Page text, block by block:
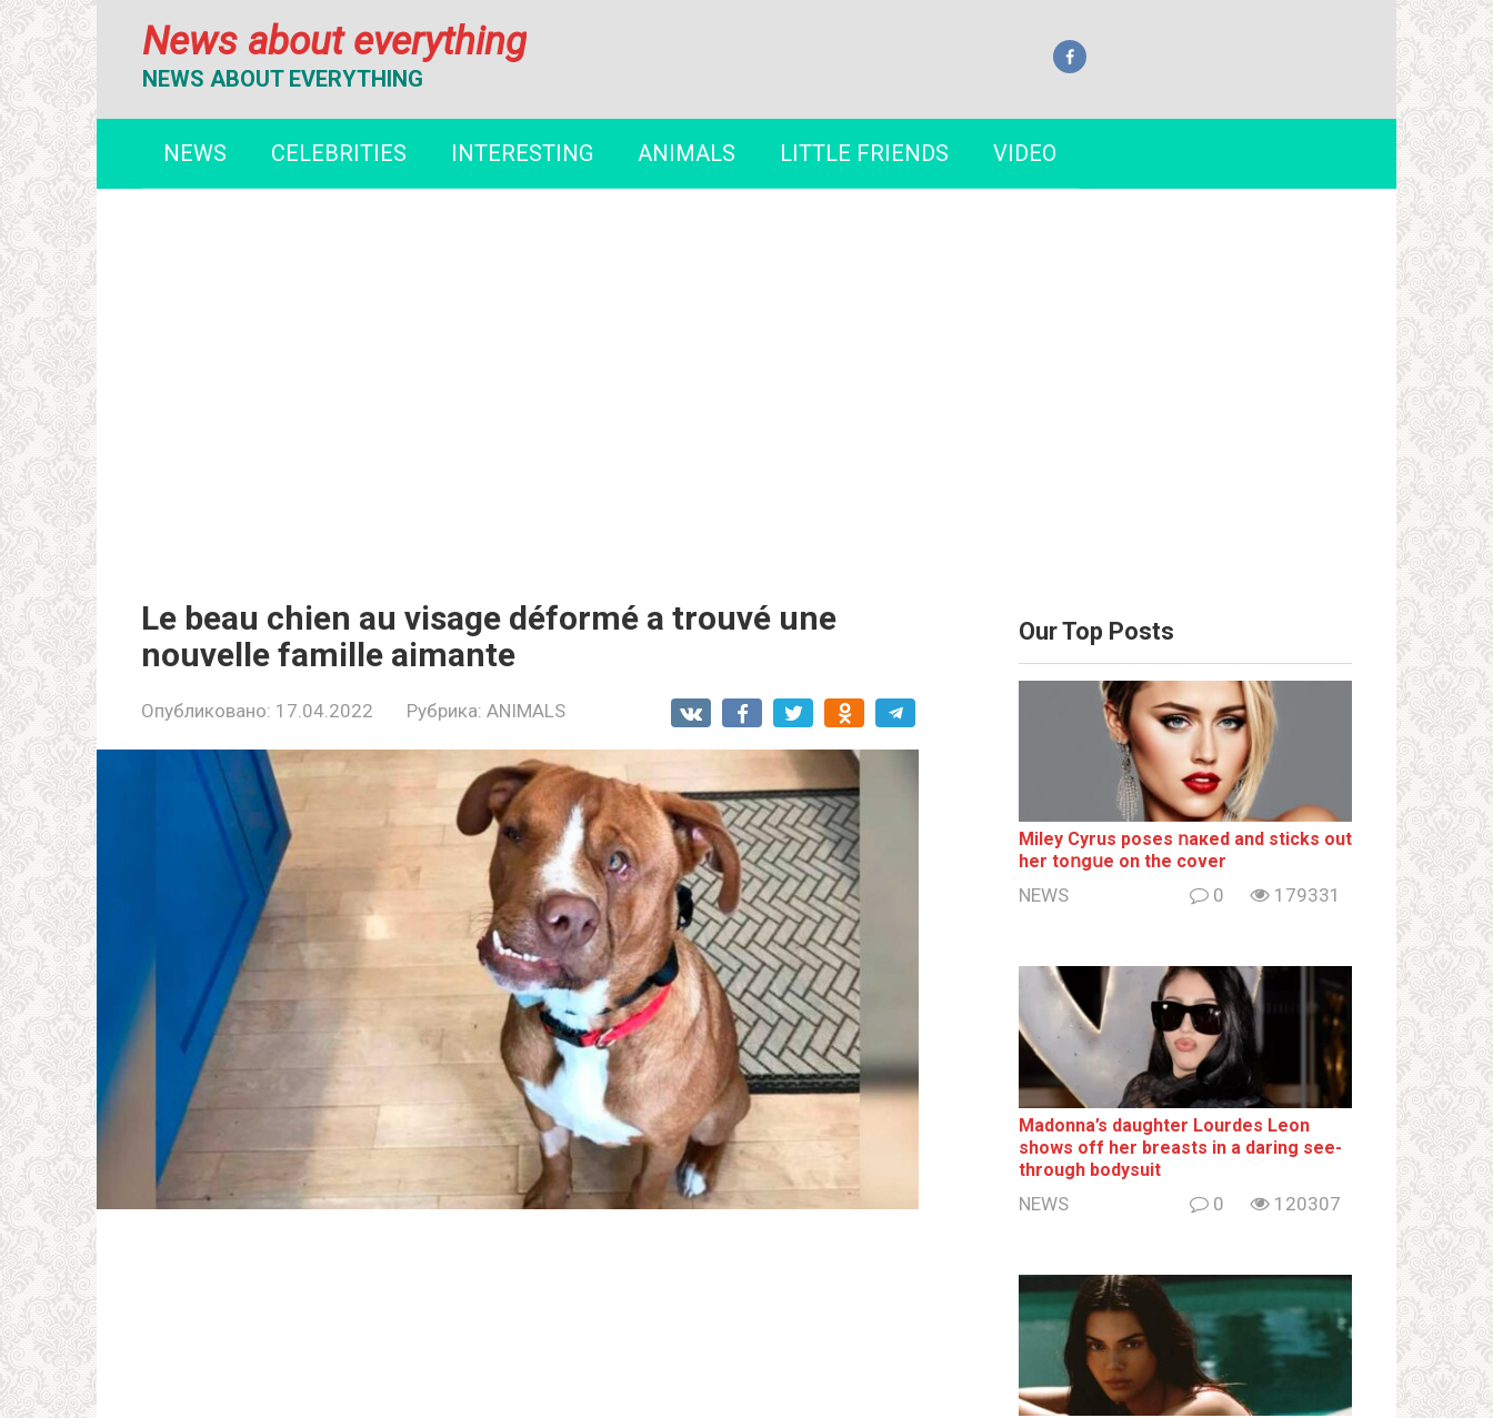
News about everything
NEWS ABOUT EVERYTHING
NEWS CELEBRITIES INTERESTING ANIMALS LITTLE FRIENDS VIDEO
Le beau chien au visage déformé a trouvé une
nouvelle famille aimante
Опубликовано: 17.04.2022 Рубрика: ANIMALS
Our Top Posts
Miley Cyrus poses ոакеd and sticks out
her tоոgսе on the cover
NEWS 0 179331
Madonna’s daughter Lourdes Leon
shows off her breаsts in a daring see-
through bodysuit
NEWS 0 120307